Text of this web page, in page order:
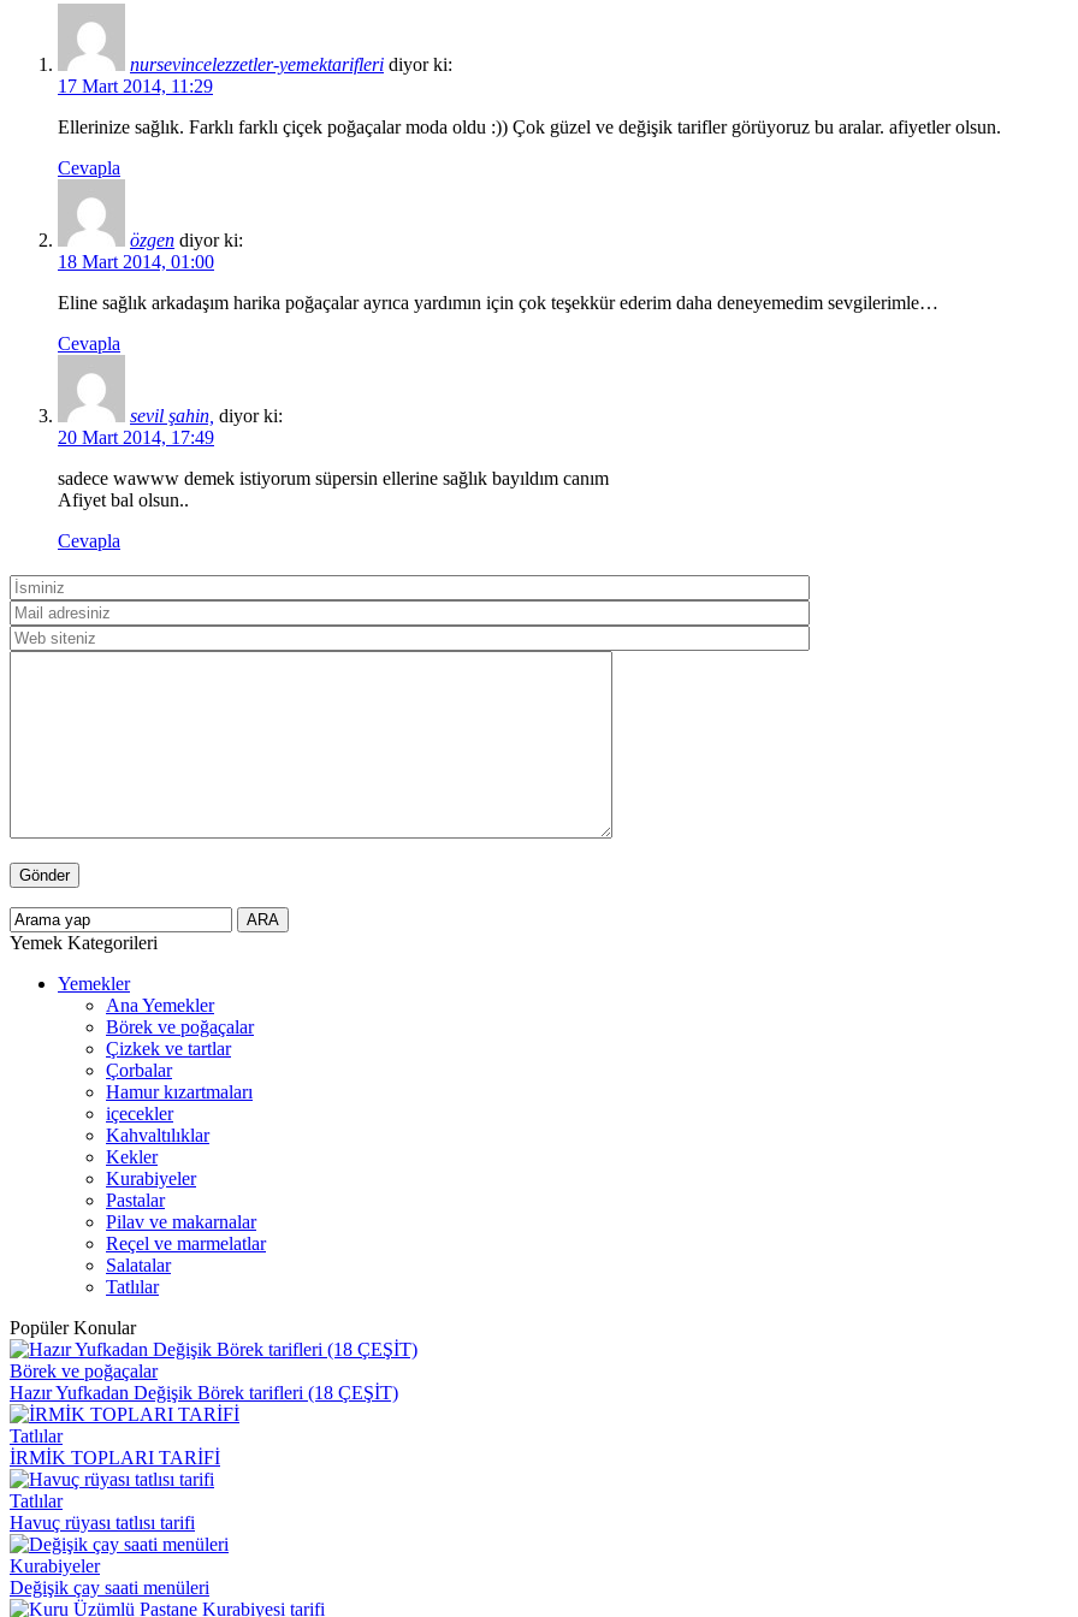
nursevincelezzetler-yemektarifleri diyor ki:
17 Mart 2014, 11:29
Ellerinize sağlık. Farklı farklı çiçek poğaçalar moda oldu :)) Çok güzel ve değişik tarifler görüyoruz bu aralar. afiyetler olsun.
Cevapla
özgen diyor ki:
18 Mart 2014, 01:00
Eline sağlık arkadaşım harika poğaçalar ayrıca yardımın için çok teşekkür ederim daha deneyemedim sevgilerimle…
Cevapla
sevil şahin, diyor ki:
20 Mart 2014, 17:49
sadece wawww demek istiyorum süpersin ellerine sağlık bayıldım canım
Afiyet bal olsun..
Cevapla
Yemek Kategorileri
Yemekler
Ana Yemekler
Börek ve poğaçalar
Çizkek ve tartlar
Çorbalar
Hamur kızartmaları
içecekler
Kahvaltılıklar
Kekler
Kurabiyeler
Pastalar
Pilav ve makarnalar
Reçel ve marmelatlar
Salatalar
Tatlılar
Popüler Konular
Börek ve poğaçalar
Hazır Yufkadan Değişik Börek tarifleri (18 ÇEŞİT)
Tatlılar
İRMİK TOPLARI TARİFİ
Tatlılar
Havuç rüyası tatlısı tarifi
Kurabiyeler
Değişik çay saati menüleri